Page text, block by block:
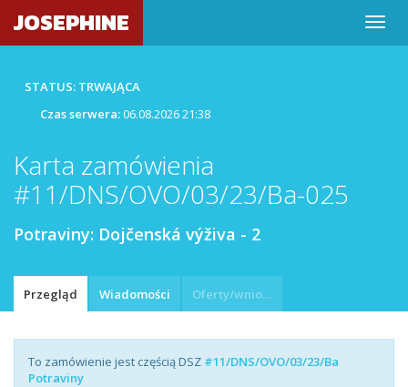
JOSEPHINE
STATUS: TRWAJĄCA
Czas serwera:06.08.2026 21:38
Karta zamówienia
#11/DNS/OVO/03/23/Ba-025
Potraviny: Dojčenská výživa - 2
Przegląd Wiadomości Oferty/wnioski
To zamówienie jest częścią DSZ #11/DNS/OVO/03/23/Ba
Potraviny